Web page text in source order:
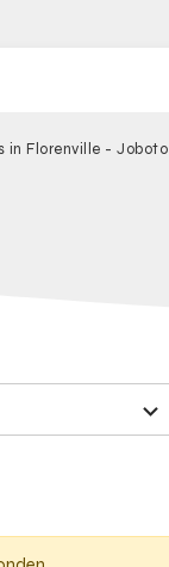
in Florenville - Joboto